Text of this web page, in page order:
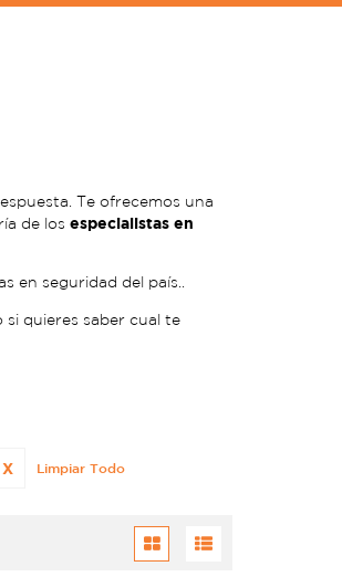
Te ofrecemos una
de los especialistas en
en seguridad del país..
quieres saber cual te
X Limpiar Todo